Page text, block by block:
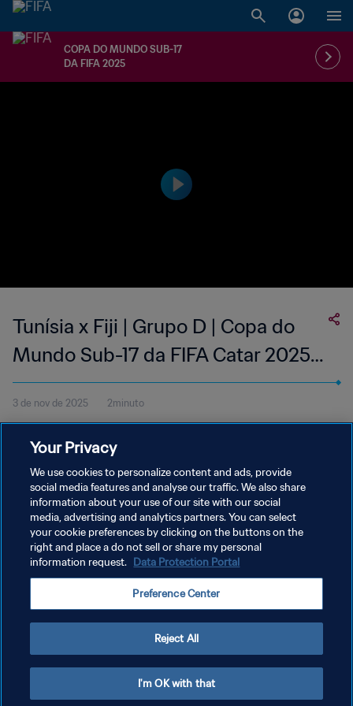
COPA DO MUNDO SUB-17
DA FIFA 2025
Tunísia x Fiji | Grupo D | Copa do
Mundo Sub-17 da FIFA Catar 2025™
| Melhores momentos
3 de nov de 2025 2minuto
na Aspire Zone, em Doha, 3 de novembro, às 18h45 (horário
local).
POLÍTICA DE PRIVACIDADE
ADMINISTRAR AS PREFERÊNCIAS DE COOKIES
Copyright © 1994-2026 FIFA. Todos os direitos reservados.
Your Privacy
We use cookies to personalize content and ads, provide
social media features and analyse our traffic. We also share
information about your use of our site with our social
media, advertising and analytics partners. You can select
your cookie preferences by clicking on the buttons on the
right and place a do not sell or share my personal
information request. Data Protection Portal
Preference Center
Reject All
I'm OK with that